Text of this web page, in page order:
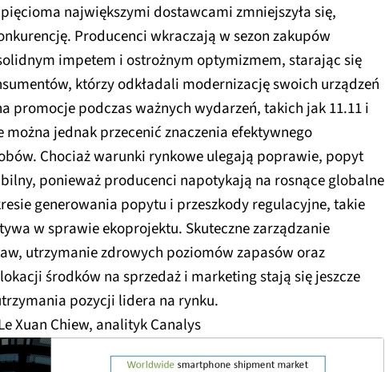
największymi dostawcami zmniejszyła się,
Producenci wkraczają w sezon zakupów
impetem i ostrożnym optymizmem, starając się
którzy odkładali modernizację swoich urządzeń
promocje podczas ważnych wydarzeń, takich jak 11.11 i
można jednak przecenić znaczenia efektywnego
Chociaż warunki rynkowe ulegają poprawie, popyt
ponieważ producenci napotykają na rosnące globalne
generowania popytu i przeszkody regulacyjne, takie
w sprawie ekoprojektu. Skuteczne zarządzanie
utrzymanie zdrowych poziomów zapasów oraz
środków na sprzedaż i marketing stają się jeszcze
pozycji lidera na rynku.
Xuan Chiew, analityk Canalys